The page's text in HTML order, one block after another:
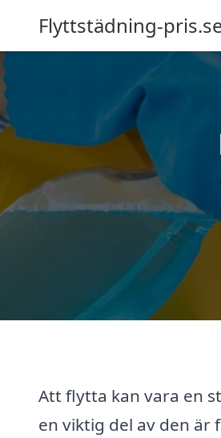
Flyttstädning-
Att flytta kan vara en
en viktig del av den är